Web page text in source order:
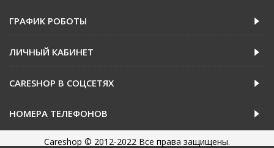
ГРАФИК РОБОТЫ
ЛИЧНЫЙ КАБИНЕТ
CARESHOP В СОЦСЕТЯХ
НОМЕРА ТЕЛЕФОНОВ
Careshop © 2012-2022 Все права защищены.